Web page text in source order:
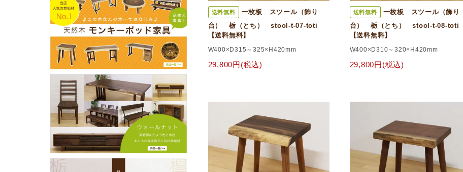
送料無料
一枚板 スツール（飾り
台） 栃（とち） stool-t-07-toti
【送料無料】
W400×D315～325×H420mm
29,800円(税込)
送料無料
一枚板 スツール（飾り
台） 栃（とち） stool-t-08-toti
【送料無料】
W400×D310～320×H420mm
29,800円(税込)